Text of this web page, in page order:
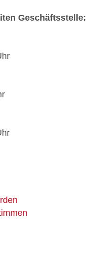
Geschäfts­stel­le: